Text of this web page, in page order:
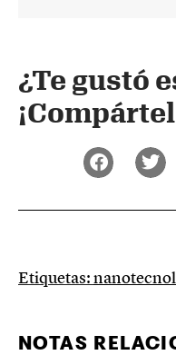
¿Te gustó
Etiquetas:
NOTAS